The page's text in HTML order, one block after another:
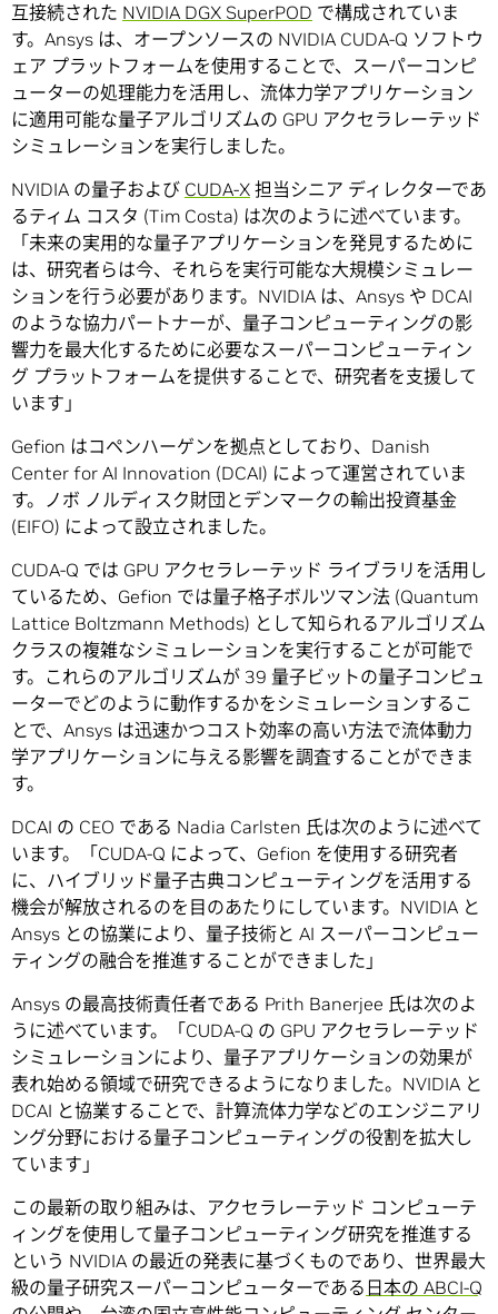
互接続された NVIDIA DGX SuperPOD で構成されていま
す。Ansys は、オープンソースの NVIDIA CUDA-Q ソフトウ
ェア プラットフォームを使用することで、スーパーコンピ
ューターの処理能力を活用し、流体力学アプリケーション
に適用可能な量子アルゴリズムの GPU アクセラレーテッド
シミュレーションを実行しました。
NVIDIA の量子および CUDA-X 担当シニア ディレクターであ
るティム コスタ (Tim Costa) は次のように述べています。
「未来の実用的な量子アプリケーションを発見するために
は、研究者らは今、それらを実行可能な大規模シミュレー
ションを行う必要があります。NVIDIA は、Ansys や DCAI
のような協力パートナーが、量子コンピューティングの影
響力を最大化するために必要なスーパーコンピューティン
グ プラットフォームを提供することで、研究者を支援して
います」
Gefion はコペンハーゲンを拠点としており、Danish
Center for AI Innovation (DCAI) によって運営されていま
す。ノボ ノルディスク財団とデンマークの輸出投資基金
(EIFO) によって設立されました。
CUDA-Q では GPU アクセラレーテッド ライブラリを活用し
ているため、Gefion では量子格子ボルツマン法 (Quantum
Lattice Boltzmann Methods) として知られるアルゴリズム
クラスの複雑なシミュレーションを実行することが可能で
す。これらのアルゴリズムが 39 量子ビットの量子コンピュ
ーターでどのように動作するかをシミュレーションするこ
とで、Ansys は迅速かつコスト効率の高い方法で流体動力
学アプリケーションに与える影響を調査することができま
す。
DCAI の CEO である Nadia Carlsten 氏は次のように述べて
います。「CUDA-Q によって、Gefion を使用する研究者
に、ハイブリッド量子古典コンピューティングを活用する
機会が解放されるのを目のあたりにしています。NVIDIA と
Ansys との協業により、量子技術と AI スーパーコンピュー
ティングの融合を推進することができました」
Ansys の最高技術責任者である Prith Banerjee 氏は次のよ
うに述べています。「CUDA-Q の GPU アクセラレーテッド
シミュレーションにより、量子アプリケーションの効果が
表れ始める領域で研究できるようになりました。NVIDIA と
DCAI と協業することで、計算流体力学などのエンジニアリ
ング分野における量子コンピューティングの役割を拡大し
ています」
この最新の取り組みは、アクセラレーテッド コンピューテ
ィングを使用して量子コンピューティング研究を推進する
という NVIDIA の最近の発表に基づくものであり、世界最大
級の量子研究スーパーコンピューターである 日本の ABCI-Q